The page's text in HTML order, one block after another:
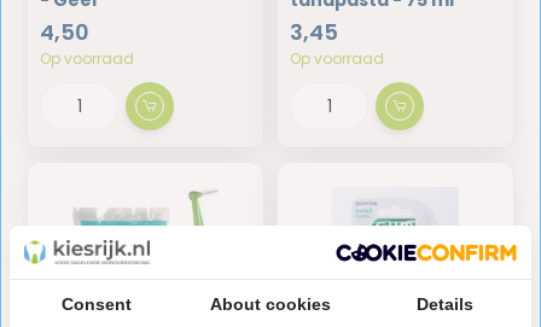
4,50
Op voorraad
3,45
Op voorraad
Consent About cookies Details